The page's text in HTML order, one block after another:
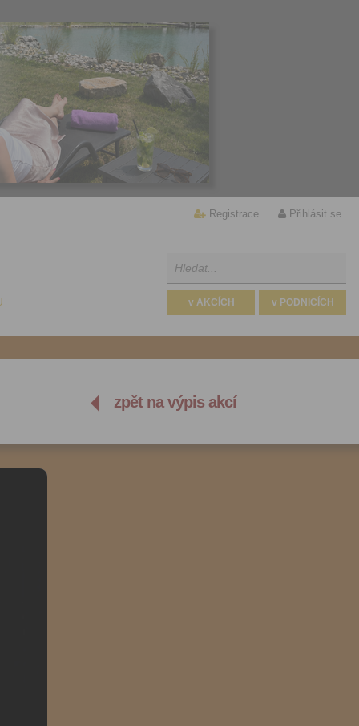
Registrace Přihlásit se
zpět na výpis akcí